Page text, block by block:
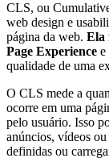
CLS, ou
web design e
página da web. Ela
Page Experience e
qualidade de uma
O CLS mede a
ocorre em uma
pelo usuário. Isso
anúncios, vídeos
definidas ou